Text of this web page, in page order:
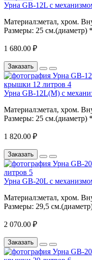
Урна GB-12L с
Материал:метал, хром.
Размеры: 25 см.(диаметр)
1 680.00 ₽
Заказать
Урна GB-12L(M) с
Материал:метал, хром.
Размеры: 25 см.(диаметр)
1 820.00 ₽
Заказать
Урна GB-20L с
Материал:метал, хром.
Размеры: 29,5
2 070.00 ₽
Заказать